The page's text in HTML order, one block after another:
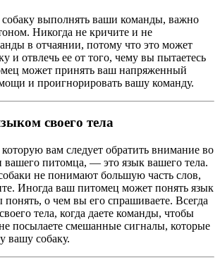
собаку выполнять ваши команды, важно
Никогда не кричите и не
в отчаянии, потому что это может
и отвлечь ее от того, чему вы пытаетесь
может принять ваш напряженный
и проигнорировать вашу команду.
своего тела
вам следует обратить внимание во
вашего питомца, — это язык вашего тела.
не понимают большую часть слов,
Иногда ваш питомец может понять язык
понять, о чем вы его спрашиваете. Всегда
тела, когда даете команды, чтобы
посылаете смешанные сигналы, которые
вашу собаку.